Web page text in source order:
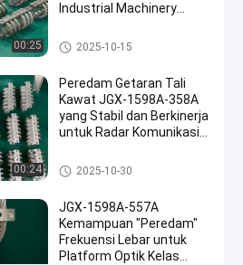
00:25
Industrial Machinery
Isolator getaran tali kawat
2025-10-15
00:24
Peredam Getaran Tali
Kawat JGX-1598A-358A
yang Stabil dan Berkinerja
untuk Radar Komunikasi
Isolator getaran tali kawat
2025-10-30
JGX-1598A-557A
Kemampuan "Peredam"
Frekuensi Lebar untuk
Platform Optik Kelas